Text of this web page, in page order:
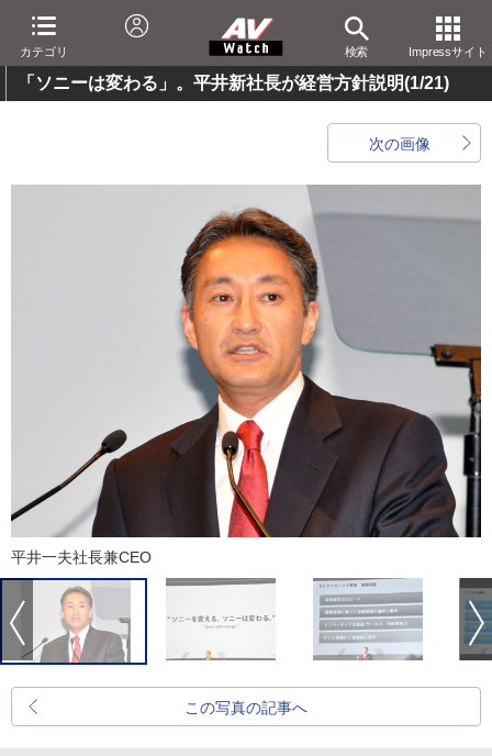
カテゴリ 検索 Impressサイト
「ソニーは変わる」。平井新社長が経営方針説明(1/21)
次の画像
平井一夫社長兼CEO
この写真の記事へ